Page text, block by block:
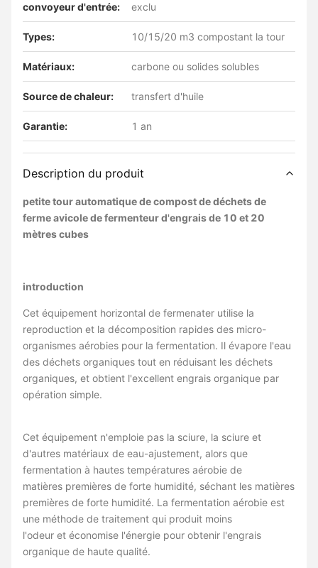
convoyeur d'entrée: exclu
Types: 10/15/20 m3 compostant la tour
Matériaux: carbone ou solides solubles
Source de chaleur: transfert d'huile
Garantie: 1 an
Description du produit
petite tour automatique de compost de déchets de
ferme avicole de fermenteur d'engrais de 10 et 20
mètres cubes
introduction
Cet équipement horizontal de fermenater utilise la
reproduction et la décomposition rapides des micro-
organismes aérobies pour la fermentation. Il évapore l'eau
des déchets organiques tout en réduisant les déchets
organiques, et obtient l'excellent engrais organique par
opération simple.
Cet équipement n'emploie pas la sciure, la sciure et
d'autres matériaux de eau-ajustement, alors que
fermentation à hautes températures aérobie de
matières premières de forte humidité, séchant les matières
premières de forte humidité. La fermentation aérobie est
une méthode de traitement qui produit moins
l'odeur et économise l'énergie pour obtenir l'engrais
organique de haute qualité.